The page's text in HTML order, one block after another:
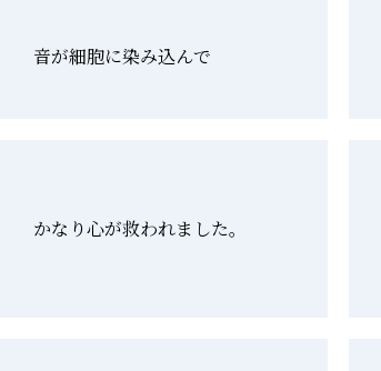
音が細胞に染み込んで
かなり心が救われました。